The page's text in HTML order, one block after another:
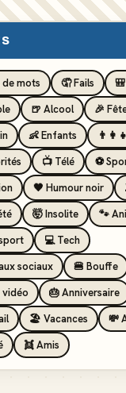
de mots 🤦 Fails
🍺 Alcool
🎉
👶 Enfants
📺 Télé
⚽
🖤 Humour noir
🤯 Insolite
🐾
💻 Tech
sociaux
🍔 Bouffe
vidéo
🎂 Anniversaire
🏖️ Vacances
💸
👯 Amis